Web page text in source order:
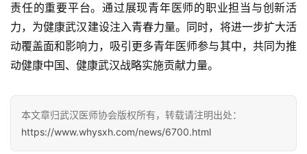
责任的重要平台。通过展现青年医师的职业担当与创新活
力，为健康武汉建设注入青春力量。同时，将进一步扩大活
动覆盖面和影响力，吸引更多青年医师参与其中，共同为推
动健康中国、健康武汉战略实施贡献力量。
本文章归武汉医师协会版权所有，转载请注明出处：
https://www.whysxh.com/news/6700.html